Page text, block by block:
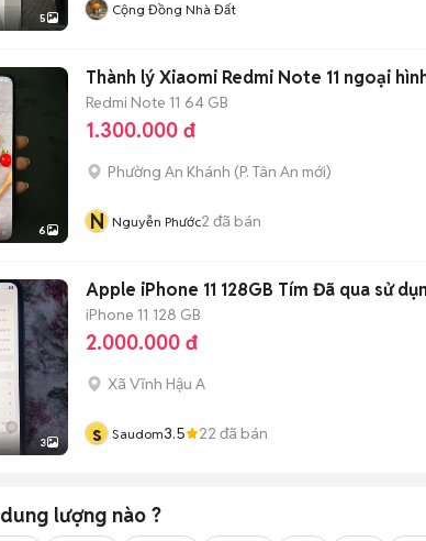
5 Cộng Đồng Nhà Đất
6
Thành lý Xiaomi Redmi Note 11 ngoại
Redmi Note 11 64 GB
1.300.000 đ
Phường An Khánh (P. Tân An mới)
N Nguyễn Phước2 đã bán
3
Apple iPhone 11 128GB Tím Đã qua sử
iPhone 11 128 GB
2.000.000 đ
Xã Vĩnh Hậu A
s Saudom3.5 22 đã bán
dung lượng nào ?